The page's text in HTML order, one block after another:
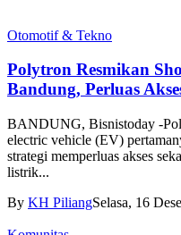
Otomotif & Tekno
Polytron Resmikan
Bandung, Perluas
BANDUNG, Bisnistoday -
electric vehicle (EV)
strategi memperluas akses
listrik...
By KH PiliangSelasa, 16